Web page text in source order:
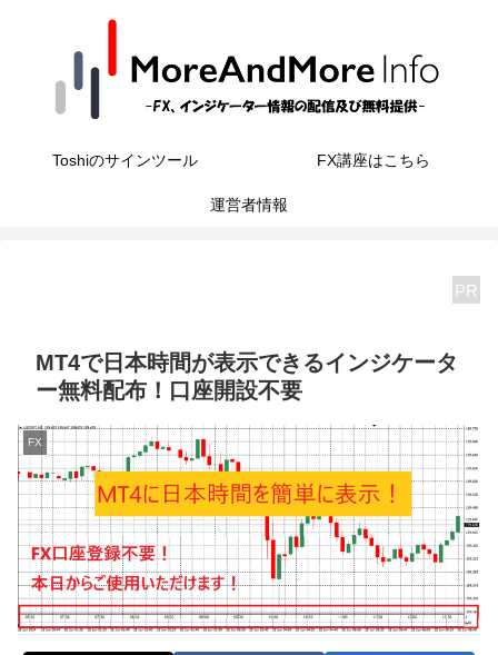
Toshiのサインツール FX講座はこちら
運営者情報
PR
MT4で日本時間が表示できるインジケータ
ー無料配布！口座開設不要
FX